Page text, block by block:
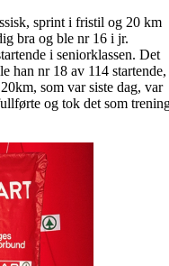
sprint i fristil og 20 km
bra og ble nr 16 i jr.
i seniorklassen. Det
han nr 18 av 114 startende,
som var siste dag, var
og tok det som